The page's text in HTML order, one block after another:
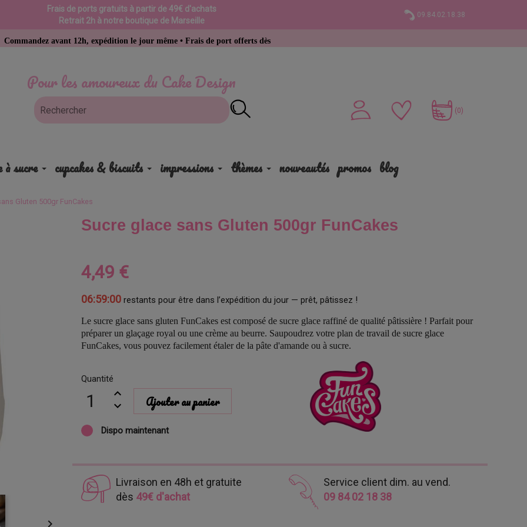
Frais de ports gratuits à partir de 49€ d'achats
Retrait 2h à notre boutique de Marseille
09.84.02.18.38
Pour les amoureux du Cake Design
avant 12h, expédition le jour même • Frais de port offerts dès 49 € d’achat
(0)
à sucre cupcakes & biscuits impressions thèmes nouveautés promos blog
Gluten 500gr FunCakes

Sucre glace sans Gluten 500gr FunCakes
4,49 €
06:58:59 restants pour être dans l’expédition du jour — prêt, pâtissez !
Le sucre glace sans gluten FunCakes est composé de sucre glace raffiné de qualité pâtissière ! Parfait pour
préparer un glaçage royal ou une crème au beurre. Saupoudrez votre plan de travail de sucre glace
FunCakes, vous pouvez facilement étaler de la pâte d'amande ou à sucre.
Quantité
Ajouter au panier
Dispo maintenant
Livraison en 48h et gratuite
dès 49€ d'achat
Service client dim. au vend.
09 84 02 18 38